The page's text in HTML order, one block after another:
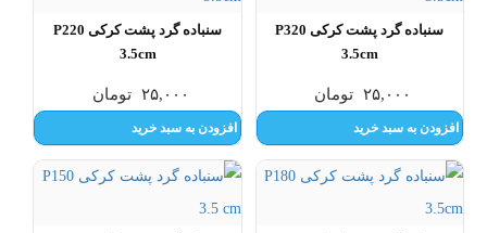
سنباده گرد پشت کرکی P320
3.5cm
تومان ۲۵,۰۰۰
افزودن به سبد خرید
سنباده گرد پشت کرکی P220
3.5cm
تومان ۲۵,۰۰۰
افزودن به سبد خرید